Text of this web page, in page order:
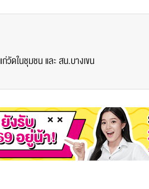
ดในชุมชน และ สน.บางเขน